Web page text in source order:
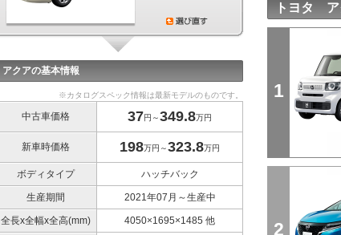
アクアの基本情報
※カタログスペック情報は最新モデルのものです。
中古車価格 37円～349.8万円
新車時価格 198万円～323.8万円
ボディタイプ ハッチバック
生産期間 2021年07月～生産中
全長x全幅x全高(mm) 4050×1695×1485 他
トヨタ ア
1
2